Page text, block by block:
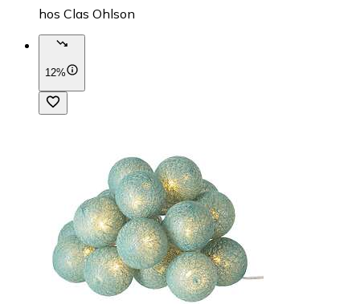
hos Clas Ohlson
12%